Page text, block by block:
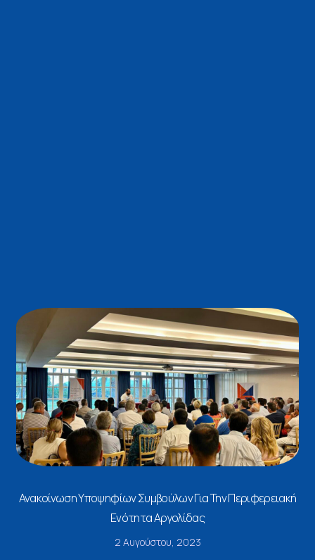
Ανακοίνωση Υποψηφίων Συμβούλων Για Την Περιφερειακή
Ενότητα Αργολίδας
2 Αυγούστου, 2023